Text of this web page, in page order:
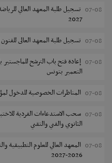
07-08
2027
07-08 تسجيل طلبة المعهد العالى للفنون
07-08 إعادة فتح باب الترشح للماجستير
التعمير بتونس
07-08 المناظرات الخصوصية للدخول
07-08 سحب الاستدعاءات الفردية
الثانوي والفني والتقني
07-08 المعهد العالي للعلوم التطبيقية
2026-2027